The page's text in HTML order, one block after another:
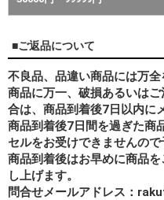
■ご返品について
不良品、品違い商品には万
商品に万一、破損あるいは
合は、商品到着後7日以内に
商品到着後7日間を過ぎた商
セルをお受けできませんので
商品到着後はお早めに商品
し上げます。
問合せメールアドレス：